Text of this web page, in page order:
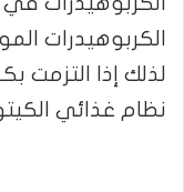
الكربوهيدرات
لذلك إذا التزمت
نظام غذائي